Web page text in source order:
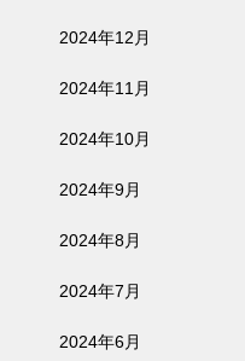
2024年12月
2024年11月
2024年10月
2024年9月
2024年8月
2024年7月
2024年6月